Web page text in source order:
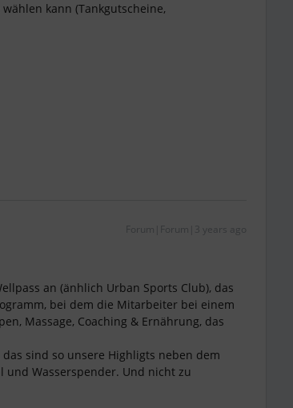
kann (Tankgutscheine,
Forum|Forum|3 years ago
an (änhlich Urban Sports Club), das
bei dem die Mitarbeiter bei einem
Massage, Coaching & Ernährung, das
sind so unsere Highligts neben dem
und Wasserspender. Und nicht zu